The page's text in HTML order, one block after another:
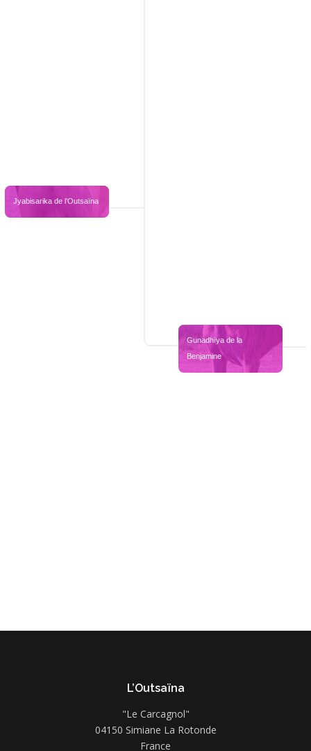
Jyabisarika de l’Outsaïna
Gunadhïya de la
Benjamine
L’Outsaïna
"Le Carcagnol"
04150 Simiane La Rotonde
France